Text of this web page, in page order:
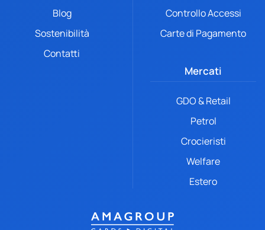
Blog
Sostenibilità
Contatti
Controllo Accessi
Carte di Pagamento
Mercati
GDO & Retail
Petrol
Crocieristi
Welfare
Estero